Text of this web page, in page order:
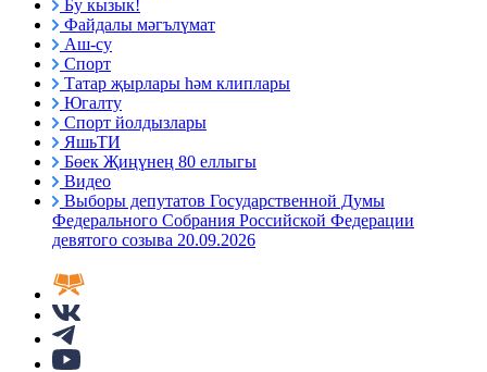
Бу кызык!
Файдалы мәгълүмат
Аш-су
Спорт
Татар җырлары һәм клиплары
Югалту
Спорт йолдызлары
ЯшьТИ
Бөек Җиңүнең 80 еллыгы
Видео
Выборы депутатов Государственной Думы
Федерального Собрания Российской Федерации
девятого созыва 20.09.2026